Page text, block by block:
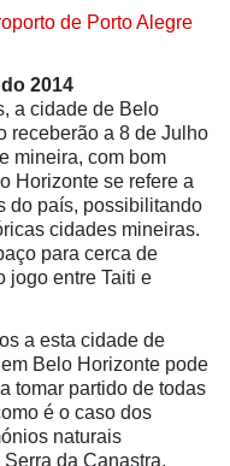
de Porto Alegre
2014
a cidade de Belo
receberão a 8 de Julho
mineira, com bom
Horizonte se refere a
do país, possibilitando
cidades mineiras.
para cerca de
jogo entre Taiti e
a esta cidade de
Belo Horizonte pode
tomar partido de todas
é o caso dos
naturais
da Canastra.